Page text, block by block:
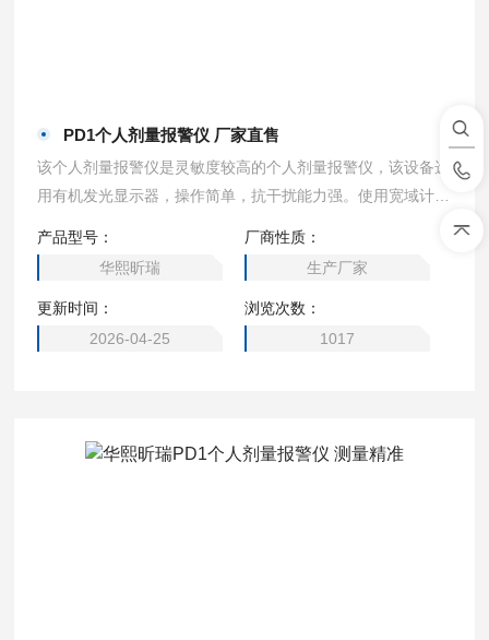
PD1个人剂量报警仪 厂家直售
该个人剂量报警仪是灵敏度较高的个人剂量报警仪，该设备选
用有机发光显示器，操作简单，抗干扰能力强。使用宽域计数
即发出警报提醒工作人员注意安全。设备指标符合国家标准及
国际标准，是辐射监测行业个体监测剂量仪。 PD1个人剂量
报警仪 厂家直售
产品型号：
华熙昕瑞
厂商性质：
生产厂家
更新时间：
2026-04-25
浏览次数：
1017